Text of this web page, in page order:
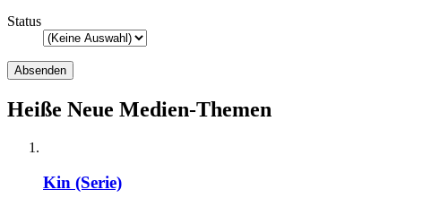
Status
Heiße Neue Medien-Themen
Kin (Serie)